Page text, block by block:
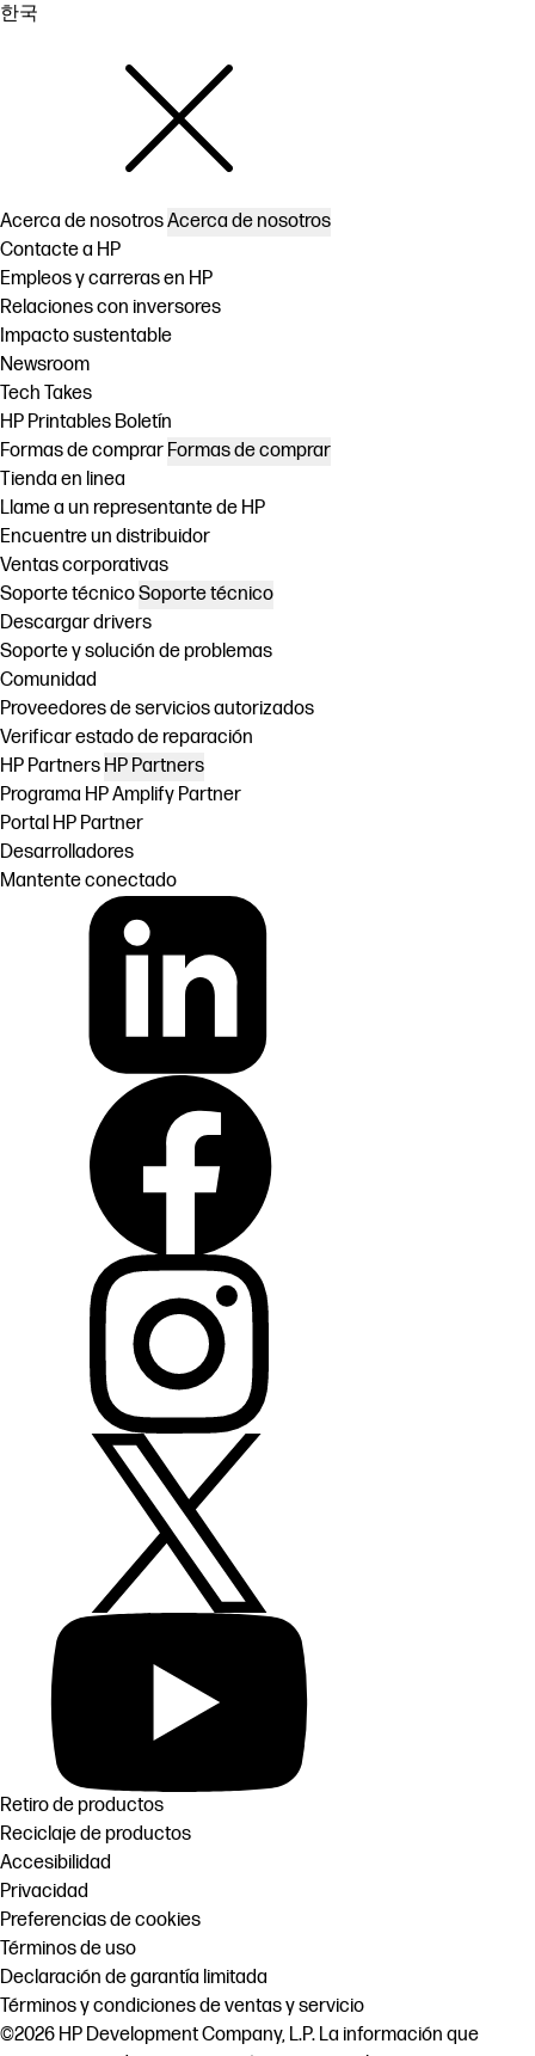
한국
Acerca de nosotrosAcerca de nosotros
Contacte a HP
Empleos y carreras en HP
Relaciones con inversores
Impacto sustentable
Newsroom
Tech Takes
HP Printables Boletín
Formas de comprar Formas de comprar
Tienda en linea
Llame a un representante de HP
Encuentre un distribuidor
Ventas corporativas
Soporte técnicoSoporte técnico
Descargar drivers
Soporte y solución de problemas
Comunidad
Proveedores de servicios autorizados
Verificar estado de reparación
HP Partners HP Partners
Programa HP Amplify Partner
Portal HP Partner
Desarrolladores
Mantente conectado
Retiro de productos
Reciclaje de productos
Accesibilidad
Privacidad
Preferencias de cookies
Términos de uso
Declaración de garantía limitada
Términos y condiciones de ventas y servicio
©2026 HP Development Company, L.P. La información que